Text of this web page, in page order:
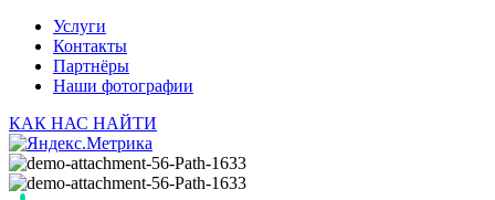
Услуги
Контакты
Партнёры
Наши фотографии
КАК НАС НАЙТИ